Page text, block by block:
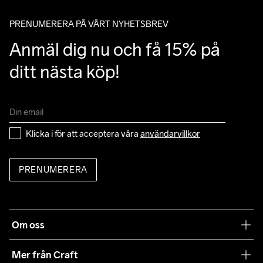
PRENUMERERA PÅ VÅRT NYHETSBREV
Anmäl dig nu och få 15% på
ditt nästa köp!
Klicka i för att acceptera våra användarvillkor
PRENUMERERA
Om oss
Mer från Craft